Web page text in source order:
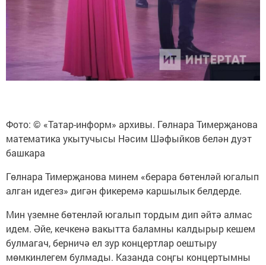
Фото: © «Татар-информ» архивы. Гөлнара Тимерҗанова
математика укытучысы Нәсим Шәфыйков белән дуэт
башкара
Гөлнара Тимерҗанова минем «берара бөтенләй югалып
алган идегез» дигән фикеремә каршылык белдерде.
Мин үземне бөтенләй югалып тордым дип әйтә алмас
идем. Әйе, кечкенә вакытта баламны калдырыр кешем
булмагач, берничә ел зур концертлар оештыру
мөмкинлегем булмады. Казанда соңгы концертымны